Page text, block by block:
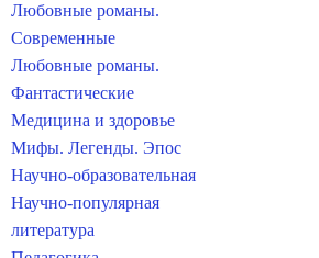
Любовные романы.
Современные
Любовные романы.
Фантастические
Медицина и здоровье
Мифы. Легенды. Эпос
Научно-образовательная
Научно-популярная
литература